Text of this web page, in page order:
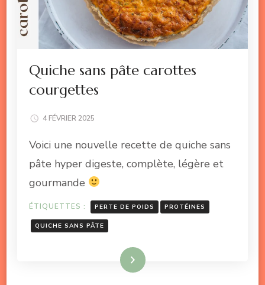
Quiche sans pâte carottes
courgettes
4 FÉVRIER 2025
Voici une nouvelle recette de quiche sans
pâte hyper digeste, complète, légère et
gourmande
ÉTIQUETTES : PERTE DE POIDS PROTÉINES
QUICHE SANS PÂTE
Lire la suite